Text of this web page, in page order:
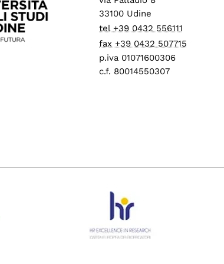
33100 Udine
tel +39 0432 556111
fax +39 0432 507715
p.iva 01071600306
c.f. 80014550307